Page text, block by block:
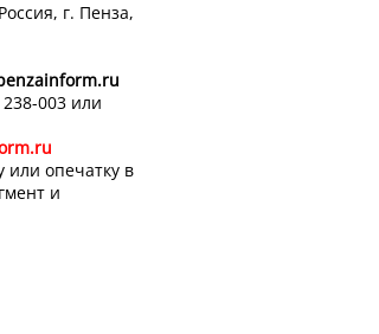
г. Пенза,
003 или
опечатку в
и